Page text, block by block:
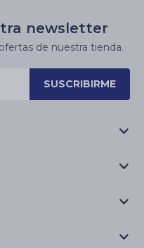
newsletter
de nuestra tienda.
SUSCRIBIRME